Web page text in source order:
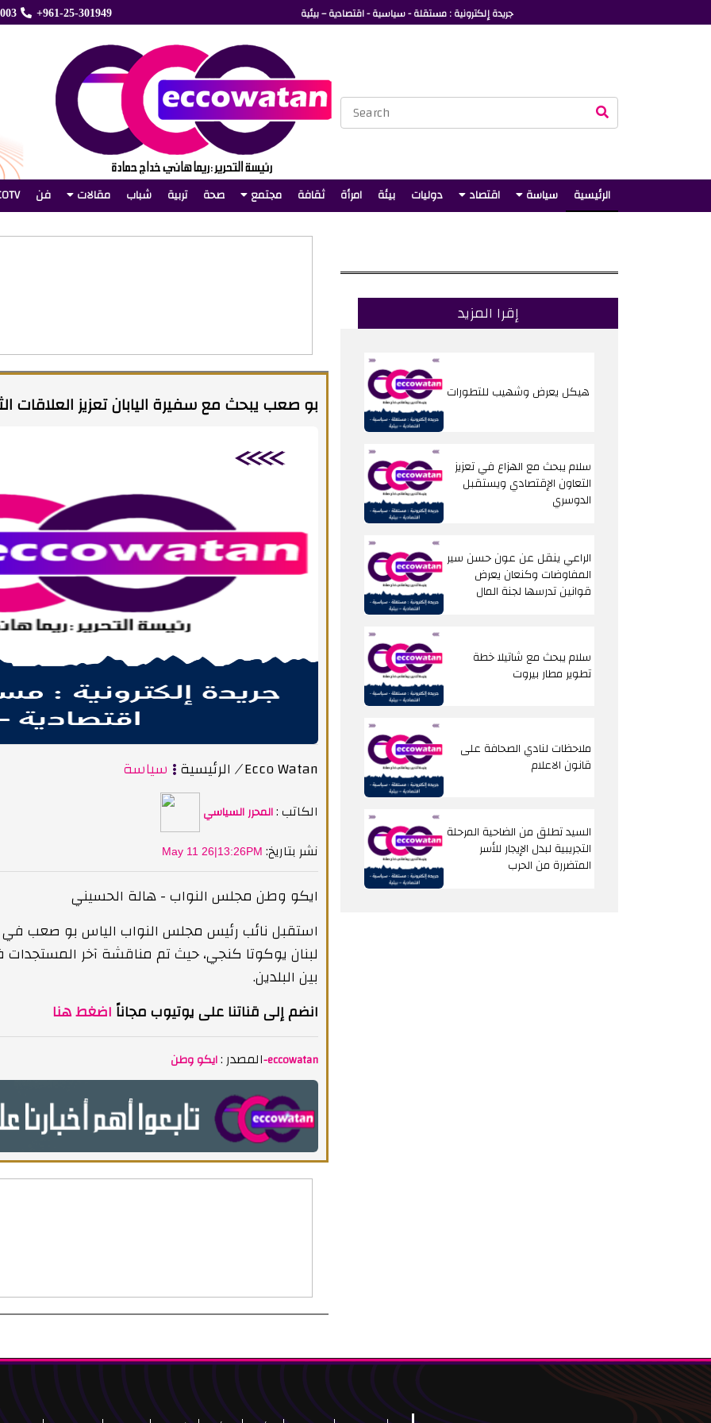
+961-25-301949 جريدة إلكترونية : مستقلة - سياسية - اقتصادية – بيئية
فن مقالات شباب تربية صحة مجتمع ثقافة امرأة بيئة دوليات اقتصاد سياسة الرئيسية
بو صعب يبحث مع سفيرة اليابان تعزيز العلاقات
الرئيسية سياسة /Ecco Watan
الكاتب :المحرر السياسي
May 11 26|13:26PM :نشر بتاريخ
ايكو وطن مجلس النواب - هالة الحسيني
استقبل نائب رئيس مجلس النواب الياس بو صعب في
لبنان يوكوتا كنجي، حيث تم مناقشة آخر المستجدات
بين البلدين.
انضم إلى قناتنا على يوتيوب مجاناً اضغط هنا
المصدر :ايكو وطن-eccowatan
إقرا المزيد
هيكل يعرض وشهيب للتطورات
سلام يبحث مع الهزاع في تعزيز
التعاون الإقتصادي ويستقبل
الدوسري
الراعي ينقل عن عون حسن سير
المفاوضات وكنعان يعرض
قوانين تدرسها لجنة المال
سلام يبحث مع شاتيلا خطة
تطوير مطار بيروت
ملاحظات لنادي الصحافة على
قانون الاعلام
السيد تطلق من الضاحية المرحلة
التجريبية لبدل الإيجار للأسر
المتضررة من الحرب